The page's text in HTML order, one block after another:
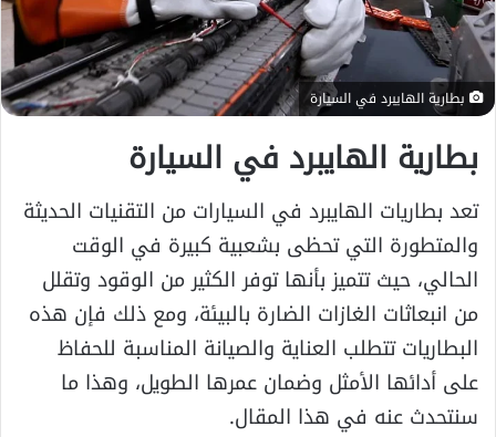
بطارية الهايبرد في السيارة
بطارية الهايبرد في السيارة
تعد بطاريات الهايبرد في السيارات من التقنيات الحديثة
والمتطورة التي تحظى بشعبية كبيرة في الوقت
الحالي، حيث تتميز بأنها توفر الكثير من الوقود وتقلل
من انبعاثات الغازات الضارة بالبيئة، ومع ذلك فإن هذه
البطاريات تتطلب العناية والصيانة المناسبة للحفاظ
على أدائها الأمثل وضمان عمرها الطويل، وهذا ما
سنتحدث عنه في هذا المقال.